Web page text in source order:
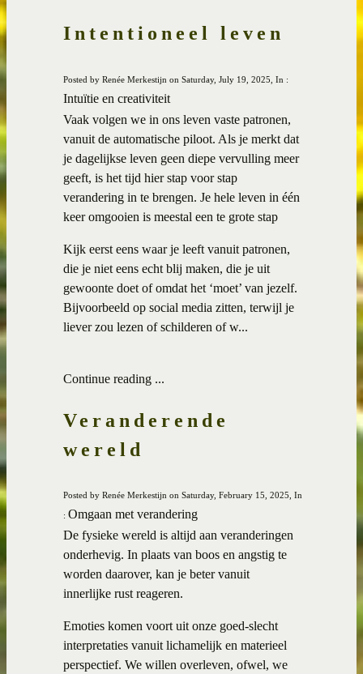
Intentioneel leven
Posted by Renée Merkestijn on Saturday, July 19, 2025, In :
Intuïtie en creativiteit
Vaak volgen we in ons leven vaste patronen,
vanuit de automatische piloot. Als je merkt dat
je dagelijkse leven geen diepe vervulling meer
geeft, is het tijd hier stap voor stap
verandering in te brengen. Je hele leven in één
keer omgooien is meestal een te grote stap
Kijk eerst eens waar je leeft vanuit patronen,
die je niet eens echt blij maken, die je uit
gewoonte doet of omdat het ‘moet’ van jezelf.
Bijvoorbeeld op social media zitten, terwijl je
liever zou lezen of schilderen of w...
Continue reading ...
Veranderende
wereld
Posted by Renée Merkestijn on Saturday, February 15, 2025, In
: Omgaan met verandering
De fysieke wereld is altijd aan veranderingen
onderhevig. In plaats van boos en angstig te
worden daarover, kan je beter vanuit
innerlijke rust reageren.
Emoties komen voort uit onze goed-slecht
interpretaties vanuit lichamelijk en materieel
perspectief. We willen overleven, ofwel, we